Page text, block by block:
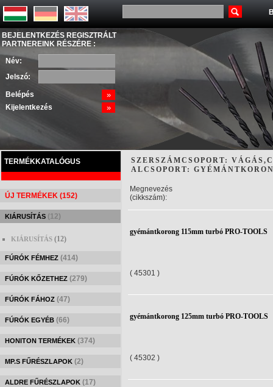
BEJELENTKEZÉS REGISZTRÁLT
PARTNEREINK RÉSZÉRE :
Név:
Jelszó:
Belépés »
Kijelentkezés »
TERMÉKKATALÓGUS
ÚJ TERMÉKEK (152)
KIÁRUSÍTÁS (12)
KIÁRUSÍTÁS (12)
FÚRÓK FÉMHEZ (414)
FÚRÓK KŐZETHEZ (279)
FÚRÓK FÁHOZ (47)
FÚRÓK EGYÉB (66)
HONITON TERMÉKEK (374)
MP.S FŰRÉSZLAPOK (2)
ALDRE FŰRÉSZLAPOK (17)
SZERSZÁMCSOPORT:
ALCSOPORT:
Megnevezés
(cikkszám):
gyémántkorong 115mm turbó PRO-TOOLS
( 45301 )
gyémántkorong 125mm turbó PRO-TOOLS
( 45302 )